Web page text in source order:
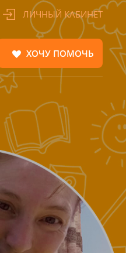
ЛИЧНЫЙ КАБИНЕТ
ХОЧУ ПОМОЧЬ